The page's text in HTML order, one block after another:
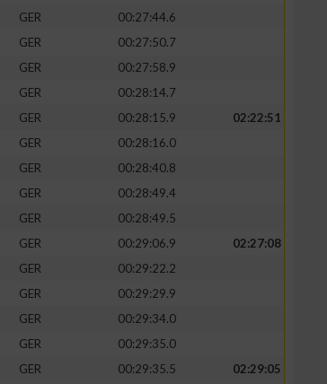
GER
00:27:44.6
GER
00:27:50.7
GER
00:27:58.9
GER
00:28:14.7
GER 00:28:15.9
02:22:51
GER
00:28:16.0
GER
00:28:40.8
GER
00:28:49.4
GER
00:28:49.5
GER 00:29:06.9
02:27:08
GER
00:29:22.2
GER
00:29:29.9
GER
00:29:34.0
GER
00:29:35.0
GER 00:29:35.5
02:29:05